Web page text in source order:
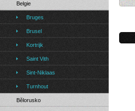
Belgie
Bruges
Brusel
Kortrijk
Saint Vith
Sint-Niklaas
Turnhout
Bělorusko